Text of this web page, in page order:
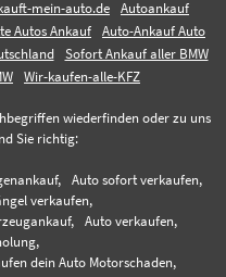
mein-auto.de
Autoankauf
Autos Ankauf
Auto-Ankauf Auto
Sofort Ankauf aller BMW
Wir-kaufen-alle-KFZ
wiederfinden oder zu uns
Sie richtig:
Auto sofort verkaufen,
verkaufen,
Auto verkaufen,
dein Auto Motorschaden,